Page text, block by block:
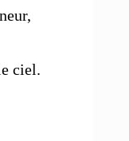
ciel.